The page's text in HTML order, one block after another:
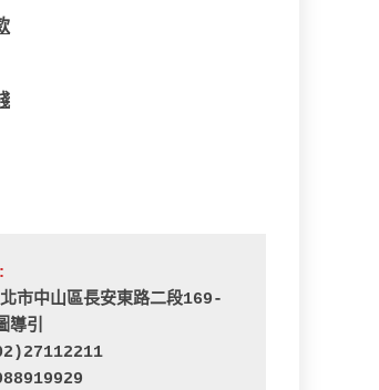
市中山區長安東路二段169-
導引